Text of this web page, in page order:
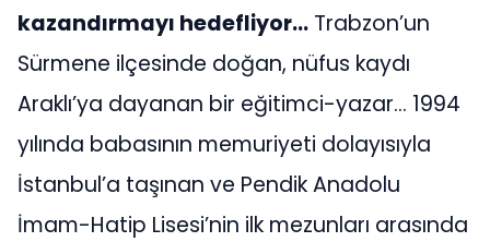
kazandırmayı hedefliyor… Trabzon’un
Sürmene ilçesinde doğan, nüfus kaydı
Araklı’ya dayanan bir eğitimci-yazar… 1994
yılında babasının memuriyeti dolayısıyla
İstanbul’a taşınan ve Pendik Anadolu
İmam-Hatip Lisesi’nin ilk mezunları arasında